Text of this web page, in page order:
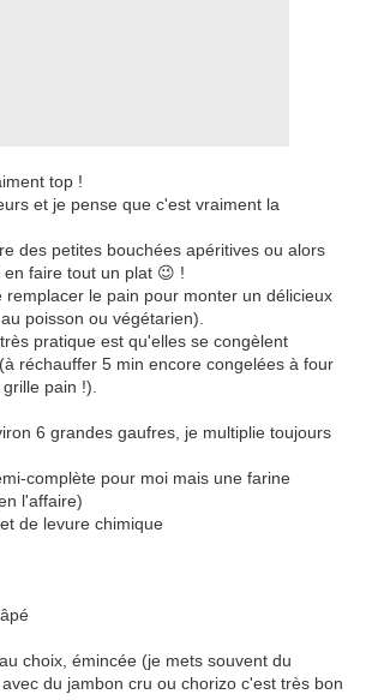
top !
et je pense que c'est vraiment la
des petites bouchées apéritives ou alors
faire tout un plat 😉 !
remplacer le pain pour monter un délicieux
poisson ou végétarien).
pratique est qu'elles se congèlent
réchauffer 5 min encore congelées à four
pain !).
6 grandes gaufres, je multiplie toujours
complète pour moi mais une farine
l'affaire)
de levure chimique
choix, émincée (je mets souvent du
du jambon cru ou chorizo c'est très bon